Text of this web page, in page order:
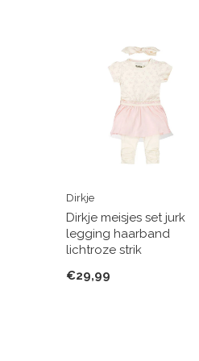
Dirkje
Dirkje meisjes set jurk
legging haarband
lichtroze strik
€29,99